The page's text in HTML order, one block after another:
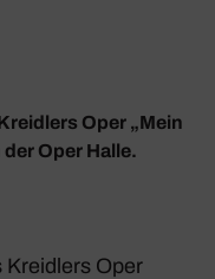
Oper „Mein
Oper Halle.
Kreid­lers Oper